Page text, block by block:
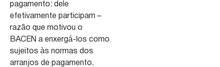
pagamento: dele
efetivamente participam –
razão que motivou o
BACEN a enxergá-los como
sujeitos às normas dos
arranjos de pagamento.